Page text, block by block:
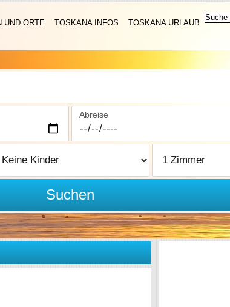
UND ORTE TOSKANA INFOS TOSKANA URLAUB
Abreise
Suchen